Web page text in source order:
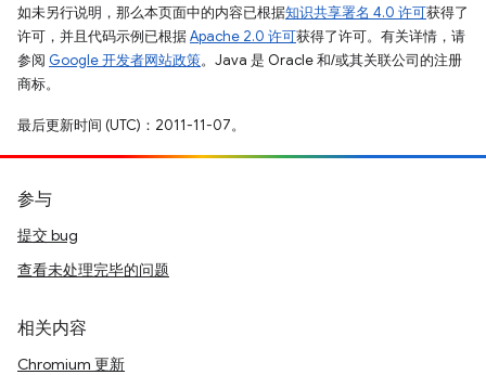
如未另行说明，那么本页面中的内容已根据知识共享署名 4.0 许可获得了
许可，并且代码示例已根据Apache 2.0 许可获得了许可。有关详情，请
参阅 Google 开发者网站政策。Java 是 Oracle 和/或其关联公司的注册
商标。
最后更新时间 (UTC)：2011-11-07。
参与
提交 bug
查看未处理完毕的问题
相关内容
Chromium 更新